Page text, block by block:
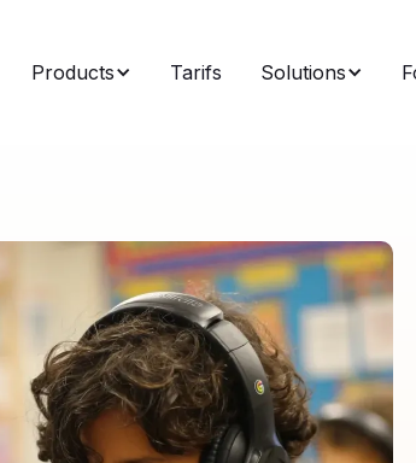
Products Tarifs Solutions